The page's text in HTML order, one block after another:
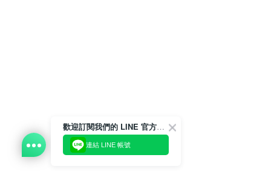
歡迎訂閱我們的 LINE 官方帳號
連結 LINE 帳號